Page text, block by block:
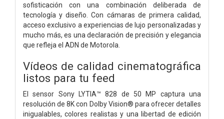
sofisticación con una combinación deliberada de
tecnología y diseño. Con cámaras de primera calidad,
acceso exclusivo a experiencias de lujo personalizadas y
mucho más, es una declaración de precisión y elegancia
que refleja el ADN de Motorola.
Vídeos de calidad cinematográfica
listos para tu feed
El sensor Sony LYTIA™ 828 de 50 MP captura una
resolución de 8K con Dolby Vision® para ofrecer detalles
inigualables, colores realistas y una libertad de edición